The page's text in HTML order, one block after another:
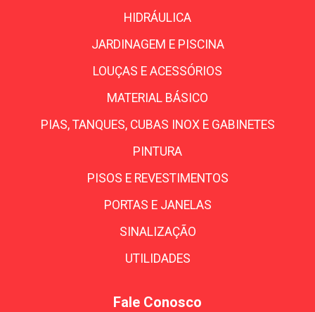
HIDRÁULICA
JARDINAGEM E PISCINA
LOUÇAS E ACESSÓRIOS
MATERIAL BÁSICO
PIAS, TANQUES, CUBAS INOX E GABINETES
PINTURA
PISOS E REVESTIMENTOS
PORTAS E JANELAS
SINALIZAÇÃO
UTILIDADES
Fale Conosco